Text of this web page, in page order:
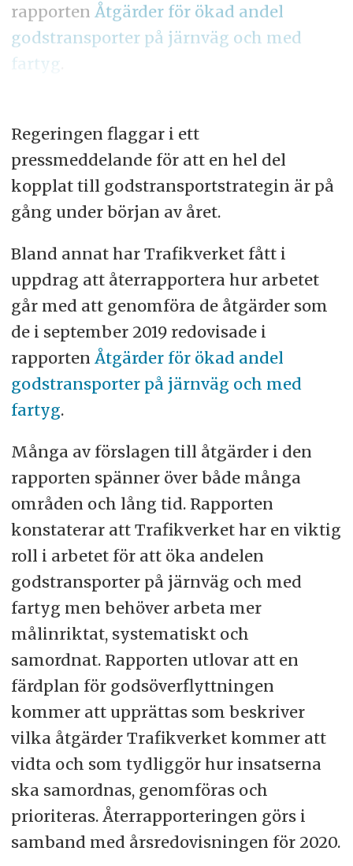
rapporten Åtgärder för ökad andel
godstransporter på järnväg och med
fartyg
Regeringen flaggar i ett
pressmeddelande för att en hel del
kopplat till godstransportstrategin är på
gång under början av året.
Bland annat har Trafikverket fått i
uppdrag att återrapportera hur arbetet
går med att genomföra de åtgärder som
de i september 2019 redovisade i
rapporten Åtgärder för ökad andel
godstransporter på järnväg och med
fartyg.
Många av förslagen till åtgärder i den
rapporten spänner över både många
områden och lång tid. Rapporten
konstaterar att Trafikverket har en viktig
roll i arbetet för att öka andelen
godstransporter på järnväg och med
fartyg men behöver arbeta mer
målinriktat, systematiskt och
samordnat. Rapporten utlovar att en
färdplan för godsöverflyttningen
kommer att upprättas som beskriver
vilka åtgärder Trafikverket kommer att
vidta och som tydliggör hur insatserna
ska samordnas, genomföras och
prioriteras. Återrapporteringen görs i
samband med årsredovisningen för 2020.